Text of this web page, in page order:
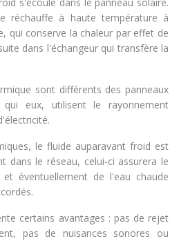
réchauffe à haute température à
qui conserve la chaleur par effet de
dans l'échangeur qui transfère la
sont différents des panneaux
qui eux, utilisent le rayonnement
le fluide auparavant froid est
dans le réseau, celui-ci assurera le
éventuellement de l'eau chaude
certains avantages : pas de rejet
pas de nuisances sonores ou